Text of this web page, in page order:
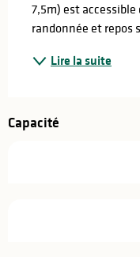
7,5m) est
randonnée et repos
Lire la suite
Capacité